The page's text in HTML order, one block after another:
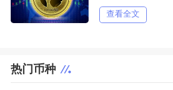
查看全文
热门币种